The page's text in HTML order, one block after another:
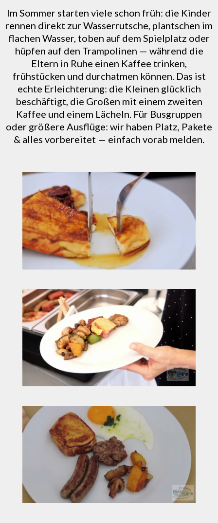
Im Sommer starten viele schon früh: die Kinder
rennen direkt zur Wasserrutsche, plantschen im
flachen Wasser, toben auf dem Spielplatz oder
hüpfen auf den Trampolinen — während die
Eltern in Ruhe einen Kaffee trinken,
frühstücken und durchatmen können. Das ist
echte Erleichterung: die Kleinen glücklich
beschäftigt, die Großen mit einem zweiten
Kaffee und einem Lächeln. Für Busgruppen
oder größere Ausflüge: wir haben Platz, Pakete
& alles vorbereitet — einfach vorab melden.